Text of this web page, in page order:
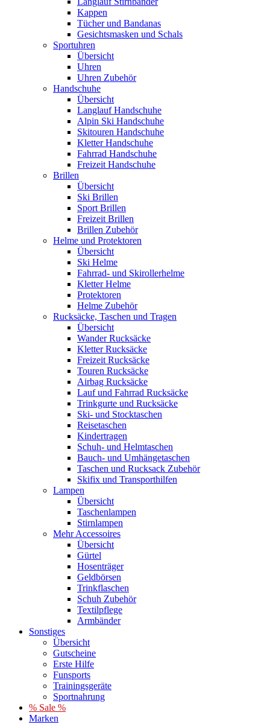
Kappen
Tücher und Bandanas
Gesichtsmasken und Schals
Sportuhren
Übersicht
Uhren
Uhren Zubehör
Handschuhe
Übersicht
Langlauf Handschuhe
Alpin Ski Handschuhe
Skitouren Handschuhe
Kletter Handschuhe
Fahrrad Handschuhe
Freizeit Handschuhe
Brillen
Übersicht
Ski Brillen
Sport Brillen
Freizeit Brillen
Brillen Zubehör
Helme und Protektoren
Übersicht
Ski Helme
Fahrrad- und Skirollerhelme
Kletter Helme
Protektoren
Helme Zubehör
Rucksäcke, Taschen und Tragen
Übersicht
Wander Rucksäcke
Kletter Rucksäcke
Freizeit Rucksäcke
Touren Rucksäcke
Airbag Rucksäcke
Lauf und Fahrrad Rucksäcke
Trinkgurte und Rucksäcke
Ski- und Stocktaschen
Reisetaschen
Kindertragen
Schuh- und Helmtaschen
Bauch- und Umhängetaschen
Taschen und Rucksack Zubehör
Skifix und Transporthilfen
Lampen
Übersicht
Taschenlampen
Stirnlampen
Mehr Accessoires
Übersicht
Gürtel
Hosenträger
Geldbörsen
Trinkflaschen
Schuh Zubehör
Textilpflege
Armbänder
Sonstiges
Übersicht
Gutscheine
Erste Hilfe
Funsports
Trainingsgeräte
Sportnahrung
% Sale %
Marken